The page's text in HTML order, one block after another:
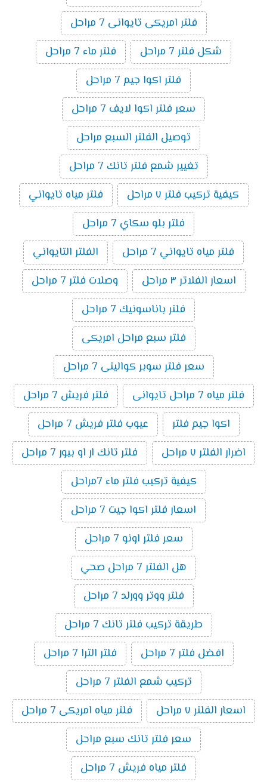
فلتر امريكى تايوانى 7 مراحل
شكل فلتر 7 مراحل
فلتر ماء 7 مراحل
فلتر اكوا جيم 7 مراحل
سعر فلتر اكوا لايف 7 مراحل
توصيل الفلتر السبع مراحل
تغيير شمع فلتر تانك 7 مراحل
كيفية تركيب فلتر ٧ مراحل
فلتر مياه تايواني
فلتر بلو سكاي 7 مراحل
فلتر مياه تايواني 7 مراحل
الفلتر التايواني
اسعار الفلاتر ٣ مراحل
وصلات فلتر 7 مراحل
فلتر باناسونيك 7 مراحل
فلتر سبع مراحل امريكى
سعر فلتر سوبر كواليتى 7 مراحل
فلتر مياه 7 مراحل تايوانى
فلتر فريش 7 مراحل
اكوا جيم فلتر
عيوب فلتر فريش 7 مراحل
اضرار الفلتر ٧ مراحل
فلتر تانك ار او بيور 7 مراحل
كيفية تركيب فلتر ماء 7مراحل
اسعار فلتر اكوا جيت 7 مراحل
سعر فلتر اونو 7 مراحل
هل الفلتر 7 مراحل صحي
فلتر ووتر وورلد 7 مراحل
طريقة تركيب فلتر تانك 7 مراحل
افضل فلتر 7 مراحل
فلتر الترا 7 مراحل
تركيب شمع الفلتر 7 مراحل
اسعار الفلتر ٧ مراحل
فلتر مياه امريكى 7 مراحل
سعر فلتر تانك سبع مراحل
فلتر مياه فريش 7 مراحل